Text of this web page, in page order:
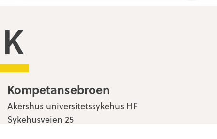
Kompetansebroen
Kompetansebroen
Akershus universitetssykehus HF
Sykehusveien 25